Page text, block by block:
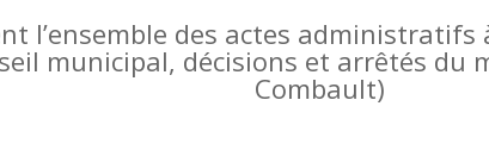
l’ensemble des actes
municipal, décisions et arrêtés du
Combault)